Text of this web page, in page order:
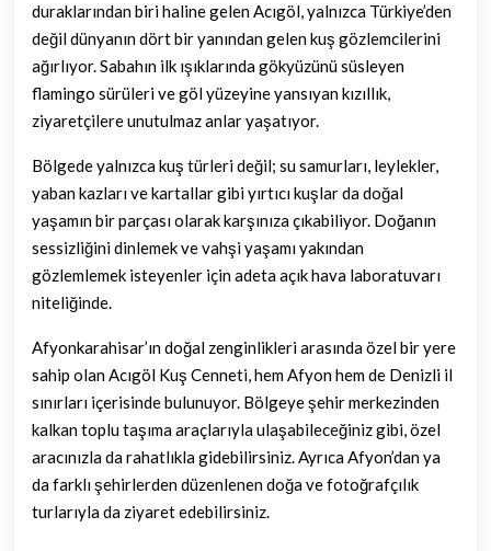
duraklarından biri haline gelen Acıgöl, yalnızca Türkiye’den
değil dünyanın dört bir yanından gelen kuş gözlemcilerini
ağırlıyor. Sabahın ilk ışıklarında gökyüzünü süsleyen
flamingo sürüleri ve göl yüzeyine yansıyan kızıllık,
ziyaretçilere unutulmaz anlar yaşatıyor.
Bölgede yalnızca kuş türleri değil; su samurları, leylekler,
yaban kazları ve kartallar gibi yırtıcı kuşlar da doğal
yaşamın bir parçası olarak karşınıza çıkabiliyor. Doğanın
sessizliğini dinlemek ve vahşi yaşamı yakından
gözlemlemek isteyenler için adeta açık hava laboratuvarı
niteliğinde.
Afyonkarahisar’ın doğal zenginlikleri arasında özel bir yere
sahip olan Acıgöl Kuş Cenneti, hem Afyon hem de Denizli il
sınırları içerisinde bulunuyor. Bölgeye şehir merkezinden
kalkan toplu taşıma araçlarıyla ulaşabileceğiniz gibi, özel
aracınızla da rahatlıkla gidebilirsiniz. Ayrıca Afyon’dan ya
da farklı şehirlerden düzenlenen doğa ve fotoğrafçılık
turlarıyla da ziyaret edebilirsiniz.